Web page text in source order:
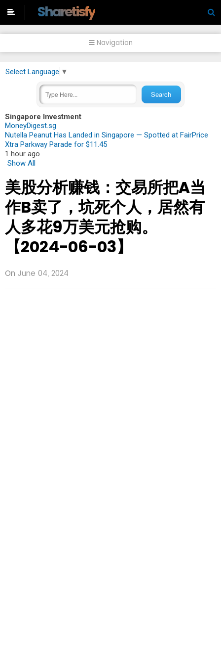
Sharetisfy
Navigation
Select Language ▼
Singapore Investment
MoneyDigest.sg
Nutella Peanut Has Landed in Singapore — Spotted at FairPrice
Xtra Parkway Parade for $11.45
1 hour ago
Show All
美股分析赚钱：交易所把A当
作B卖了，坑死个人，居然有
人多花9万美元抢购。
【2024-06-03】
On June 04, 2024